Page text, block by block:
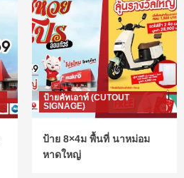
ป้ายคัทเอาท์ (CUTOUT
SIGNAGE)
ป้าย 8×4ม พื้นที่ นาหม่อม
หาดใหญ่